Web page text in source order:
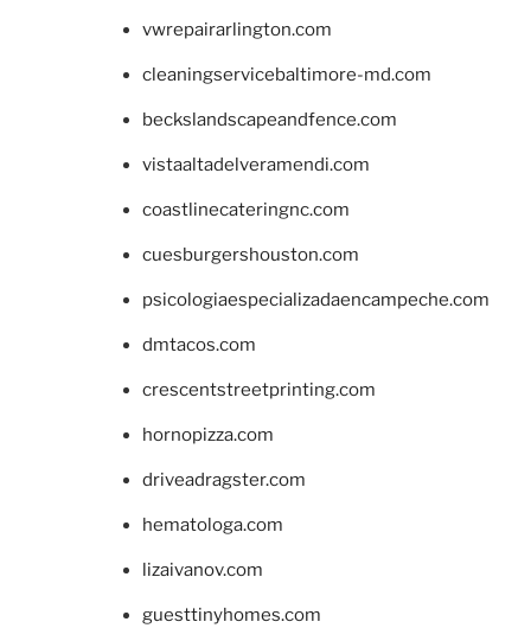
vwrepairarlington.com
cleaningservicebaltimore-md.com
beckslandscapeandfence.com
vistaaltadelveramendi.com
coastlinecateringnc.com
cuesburgershouston.com
psicologiaespecializadaencampeche.com
dmtacos.com
crescentstreetprinting.com
hornopizza.com
driveadragster.com
hematologa.com
lizaivanov.com
guesttinyhomes.com